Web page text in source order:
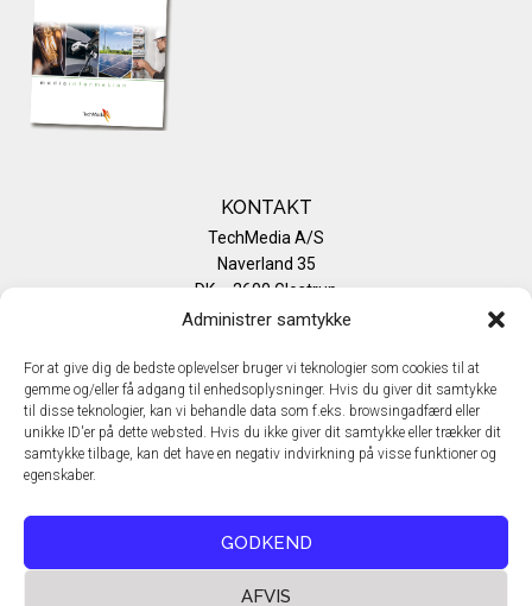
Administrer samtykke
For at give dig de bedste oplevelser bruger vi teknologier som cookies til at
gemme og/eller få adgang til enhedsoplysninger. Hvis du giver dit samtykke
til disse teknologier, kan vi behandle data som f.eks. browsingadfærd eller
unikke ID'er på dette websted. Hvis du ikke giver dit samtykke eller trækker dit
samtykke tilbage, kan det have en negativ indvirkning på visse funktioner og
egenskaber.
GODKEND
AFVIS
KONTAKT
TechMedia A/S
Naverland 35
DK – 2600 Glostrup
www.techmedia.dk
E-mail: info@techmedia.dk
Privatlivspolitik
Cookiepolitik